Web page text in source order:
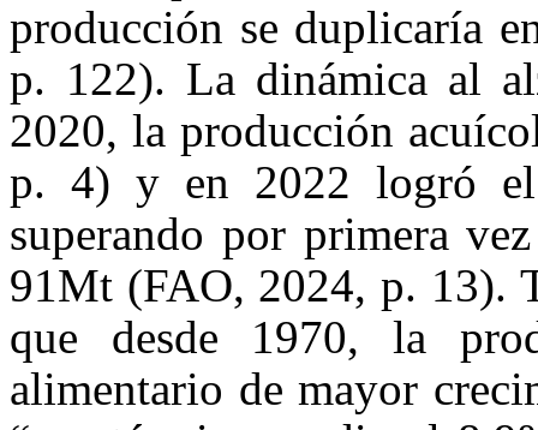
producción se duplicaría
p. 122). La dinámica al
2020, la producción
p. 4) y en 2022 logró
superando por primera
91Mt (FAO, 2024, p. 13).
que desde 1970, la
alimentario de mayor